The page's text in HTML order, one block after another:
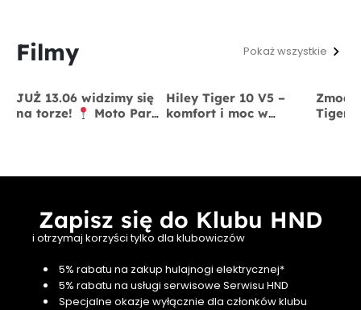
Filmy Pokaż wszystkie
JUŻ 13.06 widzimy się
na torze!
Moto Park
Hiley Tiger 10 V5 –
komfort i moc w
Tiger
Zapisz się do Klubu HND
i otrzymaj korzyści tylko dla klubowiczów
5% rabatu na zakup hulajnogi elektrycznej*
5% rabatu na usługi serwisowe Serwisu HND
Specjalne okazje wyłącznie dla członków klubu